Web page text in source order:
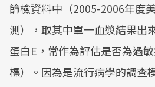
篩檢資料中（2005-2006年度
測），取其中單一血漿結果出
蛋白E，常作為評估是否為過
標）。因為是流行病學的調查